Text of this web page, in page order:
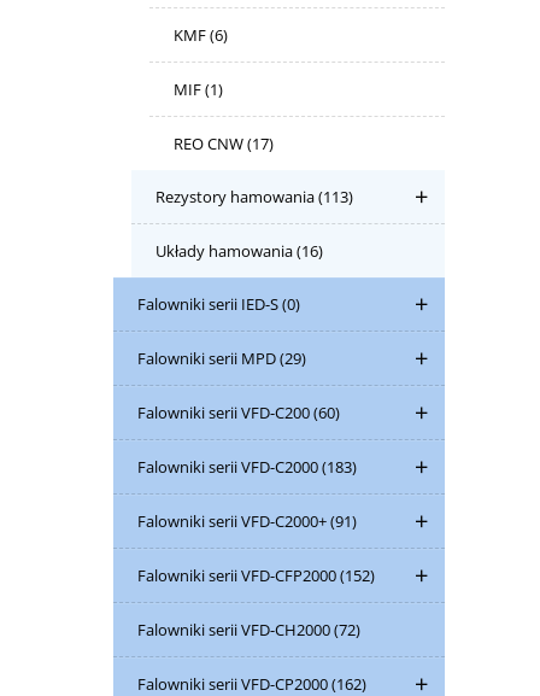
KMF(6)
MIF(1)
REO CNW(17)
Rezystory hamowania(113)
Układy hamowania(16)
Falowniki serii IED-S(0)
Falowniki serii MPD(29)
Falowniki serii VFD-C200(60)
Falowniki serii VFD-C2000(183)
Falowniki serii VFD-C2000+(91)
Falowniki serii VFD-CFP2000(152)
Falowniki serii VFD-CH2000(72)
Falowniki serii VFD-CP2000(162)